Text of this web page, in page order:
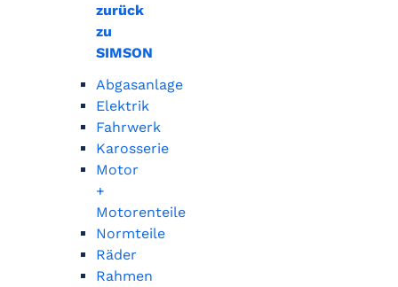
zurück
zu
SIMSON
Abgasanlage
Elektrik
Fahrwerk
Karosserie
Motor
+
Motorenteile
Normteile
Räder
Rahmen